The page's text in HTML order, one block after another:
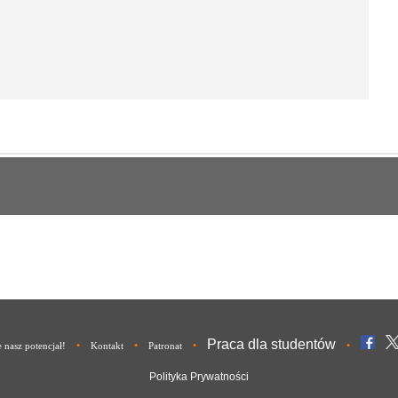
potencjał! • Kontakt • Patronat • Praca dla studentów •
Polityka Prywatności